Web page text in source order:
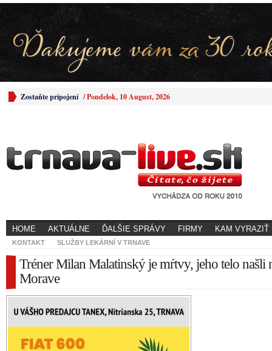
Zostaňte pripojení /Pondelok, 10 August, 2026
HOME AKTUÁLNE ĎALŠIE SPRÁVY FIRMY KAM VYRAZIŤ
KONTAKT SLUŽBY LEKÁRNÍ V TRNAVE
Tréner Milan Malatinský je mŕtvy, jeho telo našli
Morave